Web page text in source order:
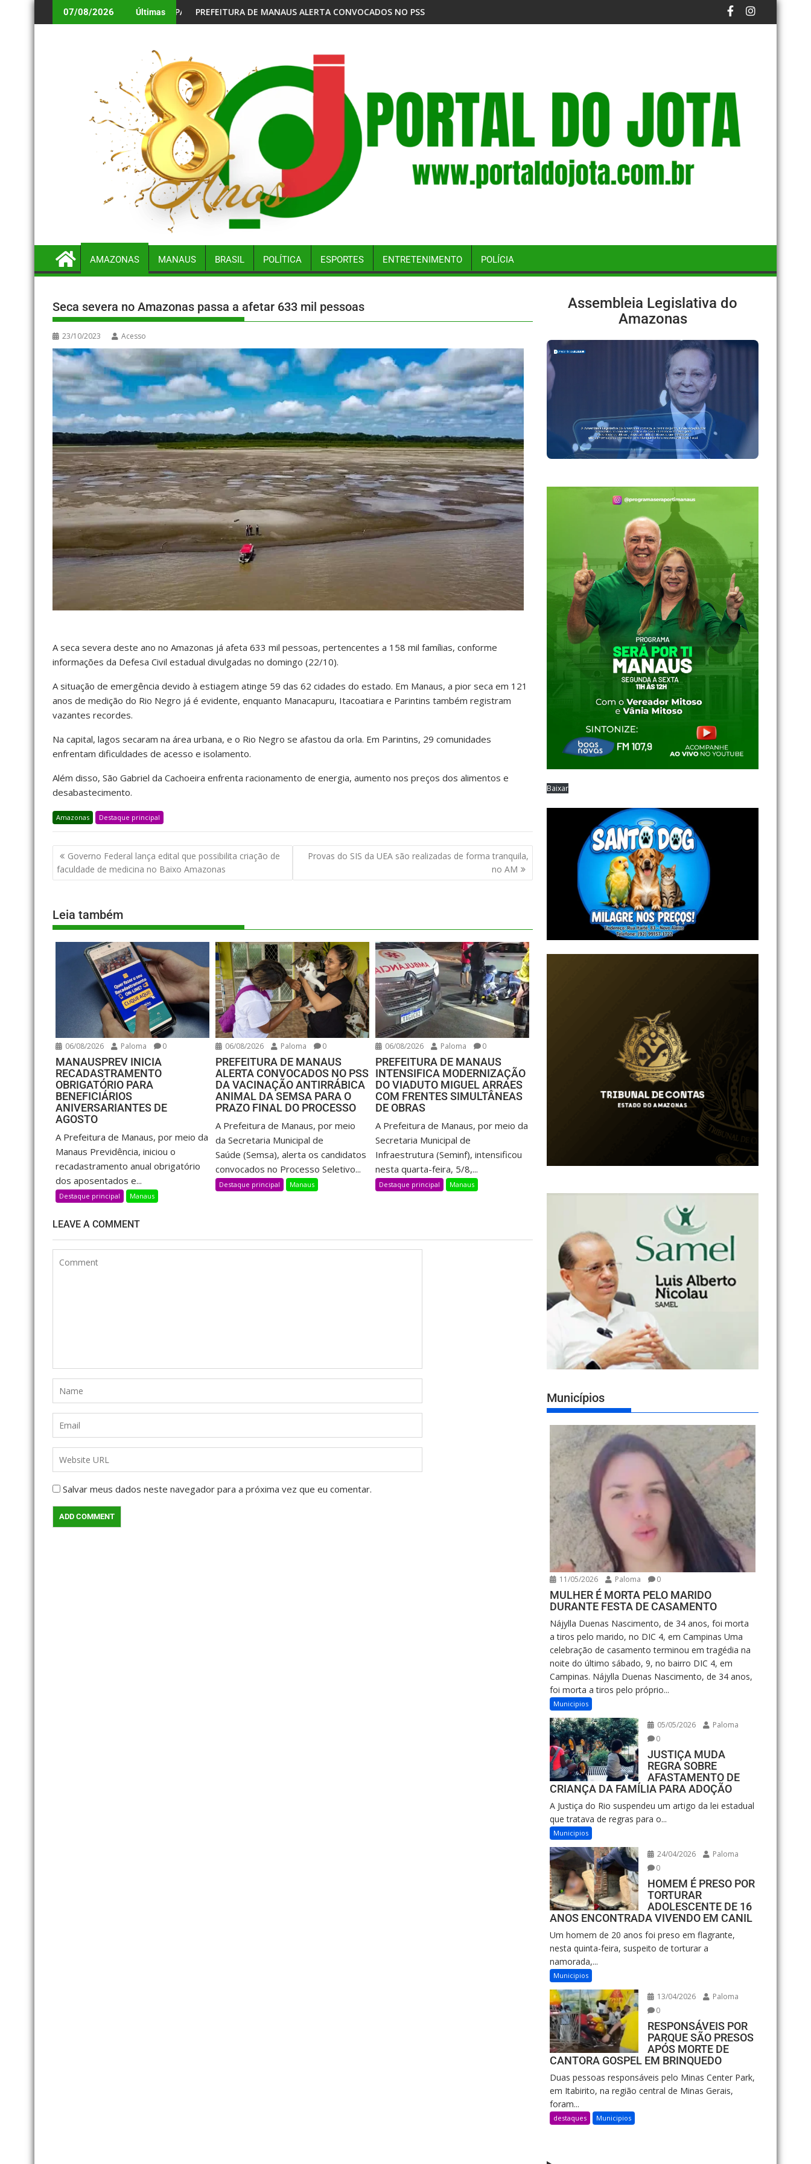
07/08/2026 Últimas
PARA BENEFICIÁRIOS ANIVERSARIANTES DE AGOSTO
PREFEITURA DE MANAUS ALERTA CONVOCADOS NO PSS DA VACINAÇÃO ANTIRRÁBICA ANIMAL DA SEMSA PARA O PRAZO FINAL DO PROCESSO
MPF DENUNCIA EMPRESAS POR DESPEJO DE RESÍDUOS NA BAÍA DE GUANABARAEM NOVA REDUÇÃO, COPOM BAIXA TAXA SELIC PARA
AMAZONAS MANAUS BRASIL POLÍTICA ESPORTES ENTRETENIMENTO POLÍCIA
Seca severa no Amazonas passa a afetar 633 mil pessoas
23/10/2023 Acesso
A seca severa deste ano no Amazonas já afeta 633 mil pessoas, pertencentes a 158 mil famílias, conforme
informações da Defesa Civil estadual divulgadas no domingo (22/10).
A situação de emergência devido à estiagem atinge 59 das 62 cidades do estado. Em Manaus, a pior seca em 121
anos de medição do Rio Negro já é evidente, enquanto Manacapuru, Itacoatiara e Parintins também registram
vazantes recordes.
Na capital, lagos secaram na área urbana, e o Rio Negro se afastou da orla. Em Parintins, 29 comunidades
enfrentam dificuldades de acesso e isolamento.
Além disso, São Gabriel da Cachoeira enfrenta racionamento de energia, aumento nos preços dos alimentos e
desabastecimento.
Amazonas Destaque principal
Governo Federal lança edital que possibilita criação de
faculdade de medicina no Baixo Amazonas
Provas do SIS da UEA são realizadas de forma tranquila,
no AM
Leia também
06/08/2026 Paloma 0
MANAUSPREV INICIA
RECADASTRAMENTO
OBRIGATÓRIO PARA
BENEFICIÁRIOS
ANIVERSARIANTES DE
AGOSTO
A Prefeitura de Manaus, por meio da
Manaus Previdência, iniciou o
recadastramento anual obrigatório
dos aposentados e...
Destaque principal Manaus
06/08/2026 Paloma 0
PREFEITURA DE MANAUS
ALERTA CONVOCADOS NO PSS
DA VACINAÇÃO ANTIRRÁBICA
ANIMAL DA SEMSA PARA O
PRAZO FINAL DO PROCESSO
A Prefeitura de Manaus, por meio
da Secretaria Municipal de
Saúde (Semsa), alerta os candidatos
convocados no Processo Seletivo...
Destaque principal Manaus
06/08/2026 Paloma 0
PREFEITURA DE MANAUS
INTENSIFICA MODERNIZAÇÃO
DO VIADUTO MIGUEL ARRAES
COM FRENTES SIMULTÂNEAS
DE OBRAS
A Prefeitura de Manaus, por meio da
Secretaria Municipal de
Infraestrutura (Seminf), intensificou
nesta quarta-feira, 5/8,...
Destaque principal Manaus
LEAVE A COMMENT
Salvar meus dados neste navegador para a próxima vez que eu comentar.
Assembleia Legislativa do
Amazonas
Baixar
Municípios
11/05/2026 Paloma 0
MULHER É MORTA PELO MARIDO
DURANTE FESTA DE CASAMENTO
Nájylla Duenas Nascimento, de 34 anos, foi morta
a tiros pelo marido, no DIC 4, em Campinas Uma
celebração de casamento terminou em tragédia na
noite do último sábado, 9, no bairro DIC 4, em
Campinas. Nájylla Duenas Nascimento, de 34 anos,
foi morta a tiros pelo próprio...
Municipios
05/05/2026
Paloma
0
JUSTIÇA MUDA
REGRA SOBRE
AFASTAMENTO DE
CRIANÇA DA FAMÍLIA PARA ADOÇÃO
A Justiça do Rio suspendeu um artigo da lei estadual
que tratava de regras para o...
Municipios
24/04/2026
Paloma
0
HOMEM É PRESO POR
TORTURAR
ADOLESCENTE DE 16
ANOS ENCONTRADA VIVENDO EM CANIL
Um homem de 20 anos foi preso em flagrante,
nesta quinta-feira, suspeito de torturar a
namorada,...
Municipios
13/04/2026
Paloma
0
RESPONSÁVEIS POR
PARQUE SÃO PRESOS
APÓS MORTE DE
CANTORA GOSPEL EM BRINQUEDO
Duas pessoas responsáveis pelo Minas Center Park,
em Itabirito, na região central de Minas Gerais,
foram...
destaques Municipios